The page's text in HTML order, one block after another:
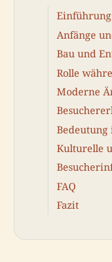
Einführung
Anfänge
Bau und
Rolle
Moderne
Kulturelle
FAQ
Fazit